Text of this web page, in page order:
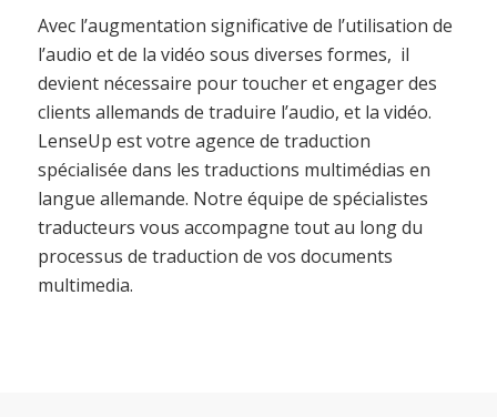
Avec l’augmentation significative de l’utilisation de
l’audio et de la vidéo sous diverses formes, il
devient nécessaire pour toucher et engager des
clients allemands de traduire l’audio, et la vidéo.
LenseUp est votre agence de traduction
spécialisée dans les traductions multimédias en
langue allemande. Notre équipe de spécialistes
traducteurs vous accompagne tout au long du
processus de traduction de vos documents
multimedia.